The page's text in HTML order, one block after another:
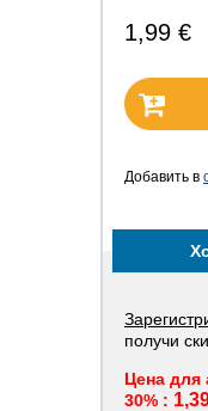
1,99 €
Добавить в
получи
Цена для
30% :